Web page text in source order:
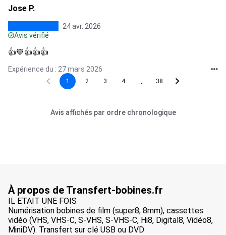
Jose P.
24 avr. 2026
Avis vérifié
👍🧡👍👍👍
Expérience du : 27 mars 2026
1 2 3 4 38
Avis affichés par ordre chronologique
À propos de Transfert-bobines.fr
IL ETAIT UNE FOIS
Numérisation bobines de film (super8, 8mm), cassettes
vidéo (VHS, VHS-C, S-VHS, S-VHS-C, Hi8, Digital8, Vidéo8,
MiniDV). Transfert sur clé USB ou DVD